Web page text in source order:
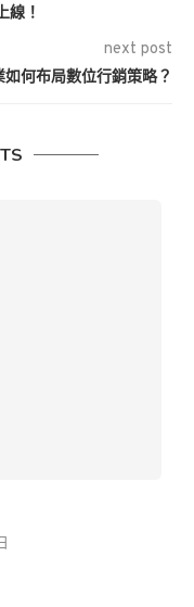
線！
next post
何布局數位行銷策略？